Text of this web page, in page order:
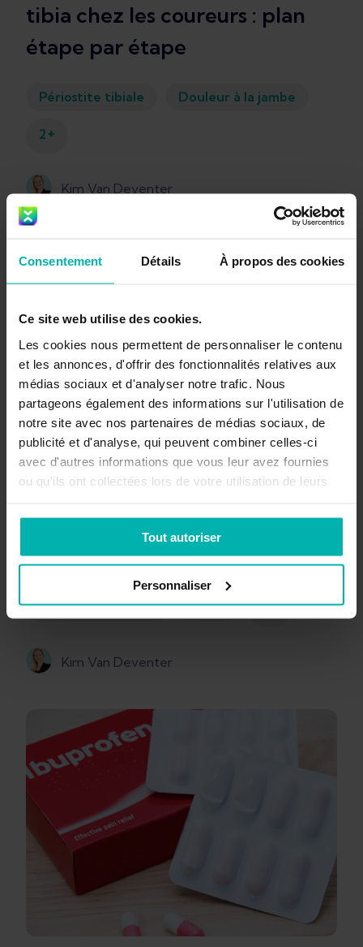
Consentement Détails À propos des cookies
Ce site web utilise des cookies.
Les cookies nous permettent de personnaliser le contenu
et les annonces, d'offrir des fonctionnalités relatives aux
médias sociaux et d'analyser notre trafic. Nous
partageons également des informations sur l'utilisation de
notre site avec nos partenaires de médias sociaux, de
publicité et d'analyse, qui peuvent combiner celles-ci
avec d'autres informations que vous leur avez fournies
ou qu'ils ont collectées lors de votre utilisation de leurs
Tout autoriser
Personnaliser
tibia chez les coureurs : plan
étape par étape
Périostite tibiale Douleur à la jambe
2 +
Kim Van Deventer
Oct 13, 2024
Guide du coureur pour traiter
la douleur du tibia
Douleur à la jambe Fascia 5+
Kim Van Deventer